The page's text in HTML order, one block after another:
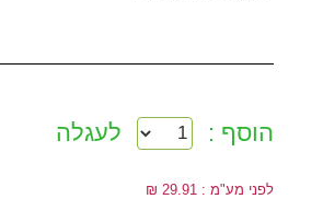
הוסף : לעגלה
לפני מע"מ : 29.91 ₪